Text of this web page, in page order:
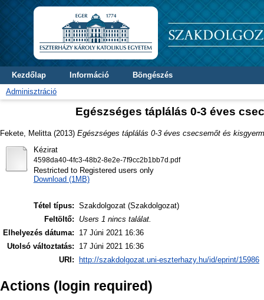
Kezdőlap Információ
Böngészés
Adminisztráció
Egészséges táplálás 0-3 éves
Fekete, Melitta (2013) Egészséges táplálás 0-3 éves csecsemőt és
Kézirat
4598da40-4fc3-48b2-8e2e-7f9cc2b1bb7d.pdf
Restricted to Registered users only
Download (1MB)
Tétel típus: Szakdolgozat (Szakdolgozat)
Feltöltő:
Users 1 nincs találat.
Elhelyezés dátuma:
17 Júni 2021 16:36
Utolsó változtatás:
17 Júni 2021 16:36
URI:
http://szakdolgozat.uni-eszterhazy.hu/id/eprint/15986
Actions (login required)